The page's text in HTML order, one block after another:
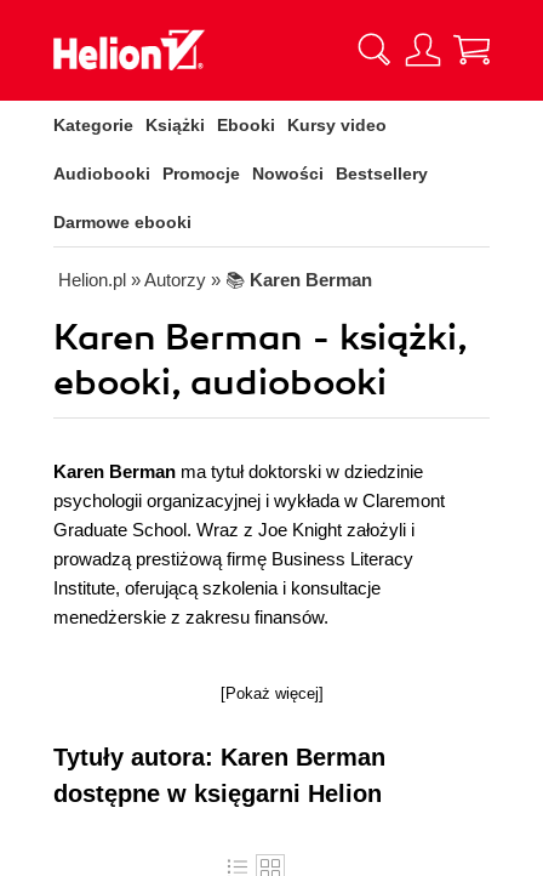
Kategorie Książki Ebooki Kursy video
Audiobooki Promocje Nowości Bestsellery
Darmowe ebooki
Helion.pl » Autorzy » 📚 Karen Berman
Karen Berman - książki,
ebooki, audiobooki
Karen Berman ma tytuł doktorski w dziedzinie
psychologii organizacyjnej i wykłada w Claremont
Graduate School. Wraz z Joe Knight założyli i
prowadzą prestiżową firmę Business Literacy
Institute, oferującą szkolenia i konsultacje
menedżerskie z zakresu finansów.
[Pokaż więcej]
Tytuły autora: Karen Berman
dostępne w księgarni Helion